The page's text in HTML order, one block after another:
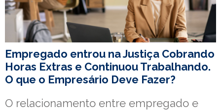
Empregado entrou na Justiça Cobrando
Horas Extras e Continuou Trabalhando.
O que o Empresário Deve Fazer?
O relacionamento entre empregado e